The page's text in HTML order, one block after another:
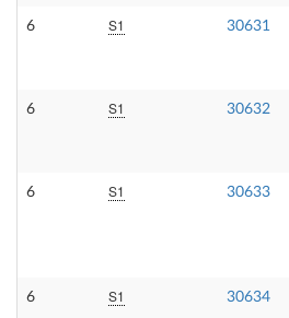
6 S1 30631
6 S1 30632
6 S1 30633
6 S1 30634